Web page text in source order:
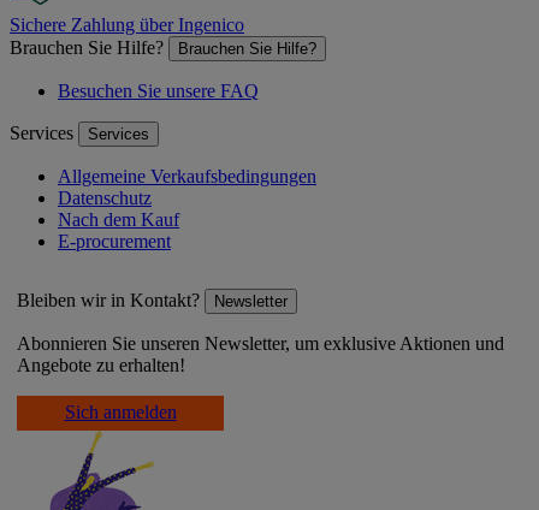
Sichere Zahlung über Ingenico
Brauchen Sie Hilfe?
Brauchen Sie Hilfe?
Besuchen Sie unsere FAQ
Services Services
Allgemeine Verkaufsbedingungen
Datenschutz
Nach dem Kauf
E-procurement
Bleiben wir in Kontakt? Newsletter
Abonnieren Sie unseren Newsletter, um exklusive Aktionen und
Angebote zu erhalten!
Sich anmelden